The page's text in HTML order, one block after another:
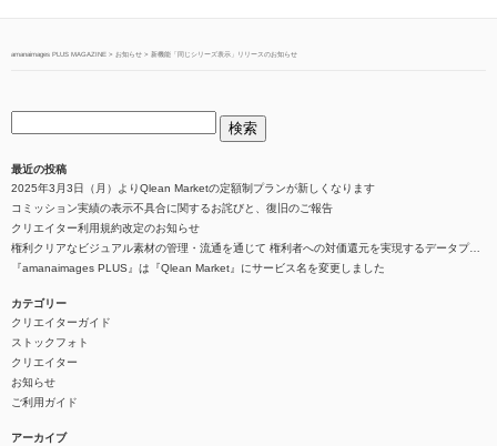
amanaimages PLUS MAGAZINE > お知らせ > 新機能「同じシリーズ表示」リリースのお知らせ
最近の投稿
2025年3月3日（月）よりQlean Marketの定額制プランが新しくなります
コミッション実績の表示不具合に関するお詫びと、復旧のご報告
クリエイター利用規約改定のお知らせ
権利クリアなビジュアル素材の管理・流通を通じて 権利者への対価還元を実現するデータプラットフォーム『Qlean（キュリン）』を整備
『amanaimages PLUS』は『Qlean Market』にサービス名を変更しました
カテゴリー
クリエイターガイド
ストックフォト
クリエイター
お知らせ
ご利用ガイド
アーカイブ